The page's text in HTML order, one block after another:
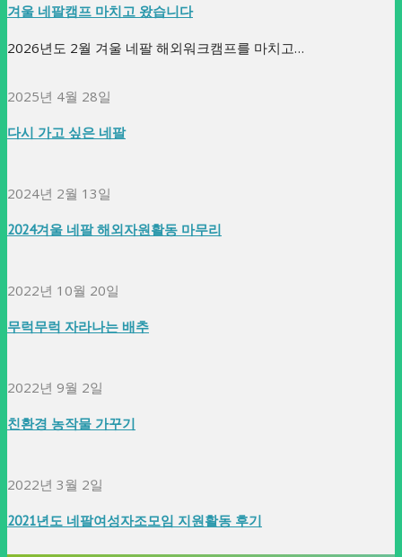
겨울 네팔캠프 마치고 왔습니다
2026년도 2월 겨울 네팔 해외워크캠프를 마치고…
2025년 4월 28일
다시 가고 싶은 네팔
2024년 2월 13일
2024겨울 네팔 해외자원활동 마무리
2022년 10월 20일
무럭무럭 자라나는 배추
2022년 9월 2일
친환경 농작물 가꾸기
2022년 3월 2일
2021년도 네팔여성자조모임 지원활동 후기